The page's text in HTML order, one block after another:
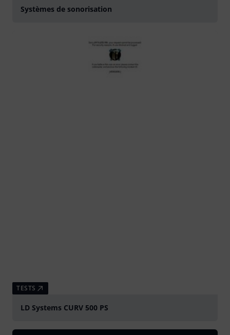
Systèmes de sonorisation
TESTS
LD Systems CURV 500 PS